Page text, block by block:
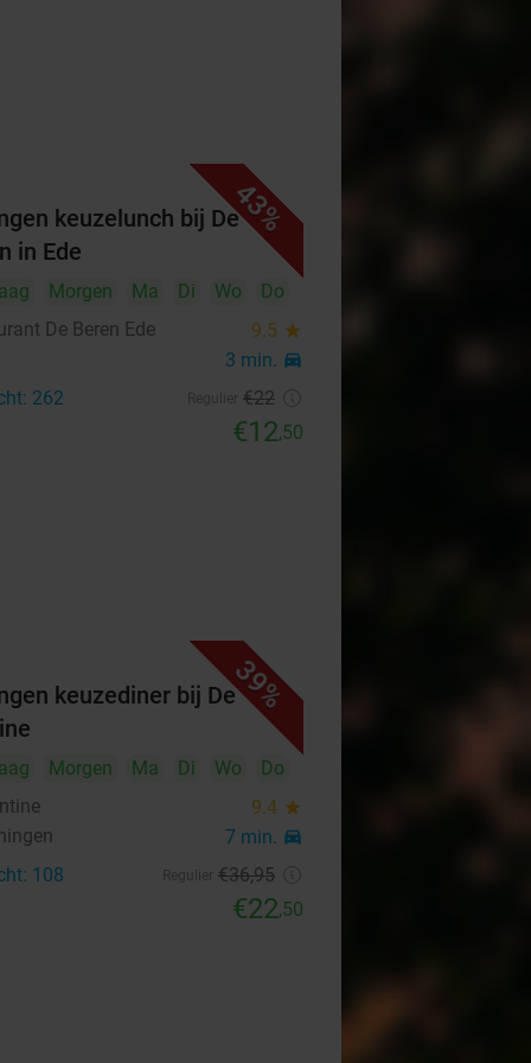
43%
keuzelunch bij De
in Ede
Morgen Ma Di Wo
Do
De Beren Ede
9.5 star
3 min. directions_car
262 €22
€12,50
39%
keuzediner bij De
Morgen Ma Di Wo
Do
9.4 star
7 min. directions_car
108 €36,95
€22,50